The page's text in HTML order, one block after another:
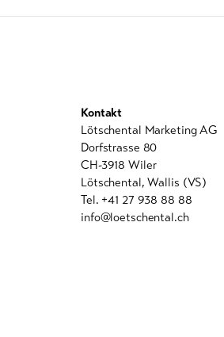
Kontakt
Lötschental Marketing AG
Dorfstrasse 80
CH-3918 Wiler
Lötschental, Wallis (VS)
Tel. +41 27 938 88 88
info@loetschental.ch